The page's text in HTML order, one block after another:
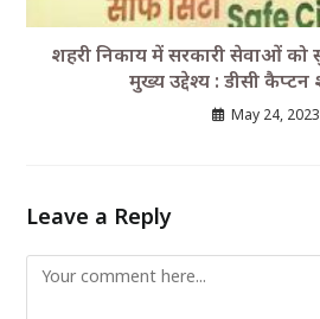
शहरी निकाय में सरकारी सेवाओं को
मुख्य उद्देश्य : डीसी
May 24, 2023
Leave a Reply